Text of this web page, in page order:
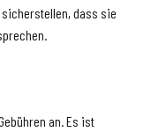
sicherstellen, dass sie
an. Es ist